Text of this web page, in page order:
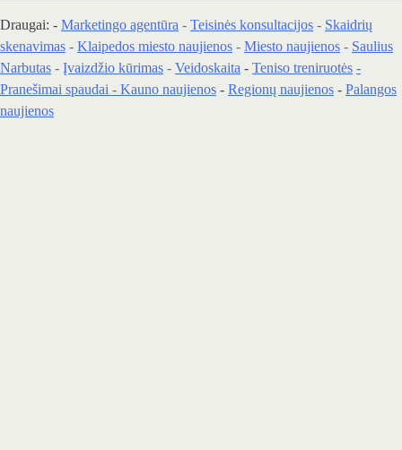
Draugai: - Marketingo agentūra - Teisinės konsultacijos - Skaidrių
skenavimas - Klaipedos miesto naujienos - Miesto naujienos - Saulius
Narbutas - Įvaizdžio kūrimas - Veidoskaita - Teniso treniruotės -
Pranešimai spaudai - Kauno naujienos - Regionų naujienos - Palangos
naujienos